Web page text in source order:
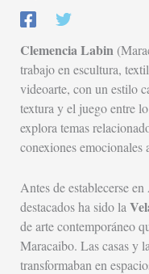
Clemencia Labin
trabajo en escultura,
videoarte, con un estilo
textura y el juego entre
explora temas
conexiones emocionales
Antes de establecerse
destacados ha sido la
de arte contemporáneo
Maracaibo. Las casas y
transformaban en